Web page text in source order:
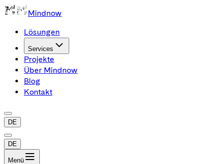
Mindnow
Lösungen
Services
Projekte
Über Mindnow
Blog
Kontakt
DE
DE
Menü